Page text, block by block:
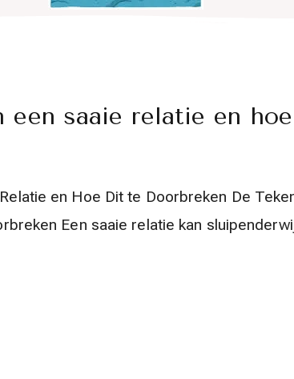
een saaie relatie en
en Hoe Dit te Doorbreken De
Een saaie relatie kan